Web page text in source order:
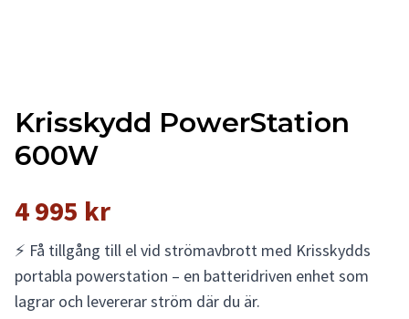
Krisskydd PowerStation
600W
4 995 kr
⚡ Få tillgång till el vid strömavbrott med Krisskydds
portabla powerstation – en batteridriven enhet som
lagrar och levererar ström där du är.